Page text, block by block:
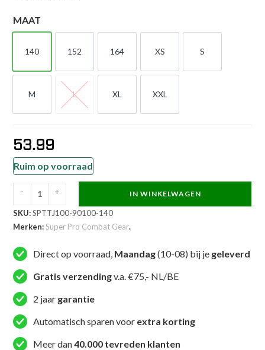
MAAT
140 152 164 XS S
M L
L
XL XXL
53.99
Ruim op voorraad
Pro
Combat
Gear
Trainingsjack
-
/
Wit
- + IN WINKELWAGEN
SKU:SPTTJ100-90100-140
Merken:Super Pro Combat Gear.
Direct op voorraad, Maandag(10-08) bij je geleverd
Gratis verzendingv.a. €75,- NL/BE
2 jaar garantie
Automatisch sparen voor extra korting
Meer dan40.000 tevreden klanten